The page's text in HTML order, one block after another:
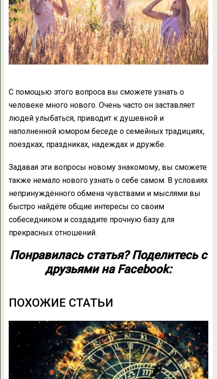
С помощью этого вопроса вы сможете узнать о
человеке много нового. Очень часто он заставляет
людей улыбаться, приводит к душевной и
наполненной юмором беседе о семейных традициях,
поездках, праздниках, надеждах и дружбе.
Задавая эти вопросы новому знакомому, вы сможете
также немало нового узнать о себе самом. В условиях
непринуждённого обмена чувствами и мыслями вы
быстро найдёте общие интересы со своим
собеседником и создадите прочную базу для
прекрасных отношений.
Понравилась статья? Поделитесь с
друзьями на Facebook:
ПОХОЖИЕ СТАТЬИ